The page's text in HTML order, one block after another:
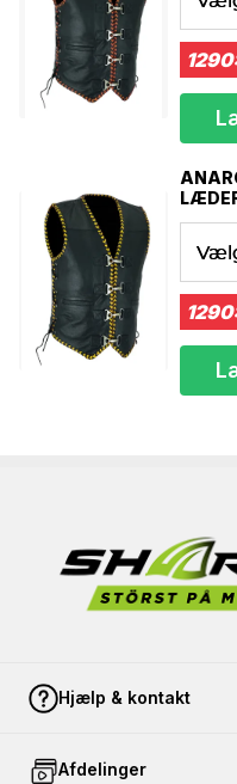
Hjælp & kontakt
Kontakt os
Afdelinger